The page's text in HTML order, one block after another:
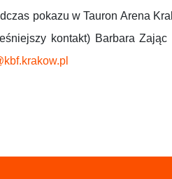
pokazu w Tauron Arena
kontakt) Barbara Zając